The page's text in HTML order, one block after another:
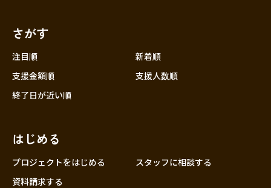
中国
さがす
注目順
新着順
支援金額順
支援人数順
終了日が近い順
はじめる
プロジェクトをはじめる
スタッフに相談する
資料請求する